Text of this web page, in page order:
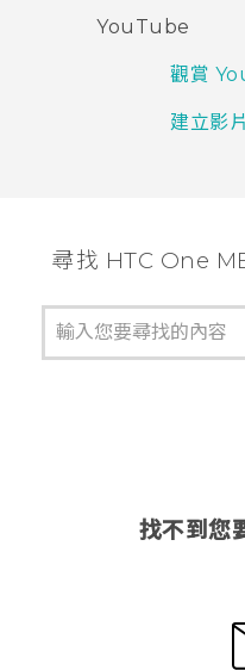
YouTube
觀賞
建立影
尋找 HTC One
找不到您